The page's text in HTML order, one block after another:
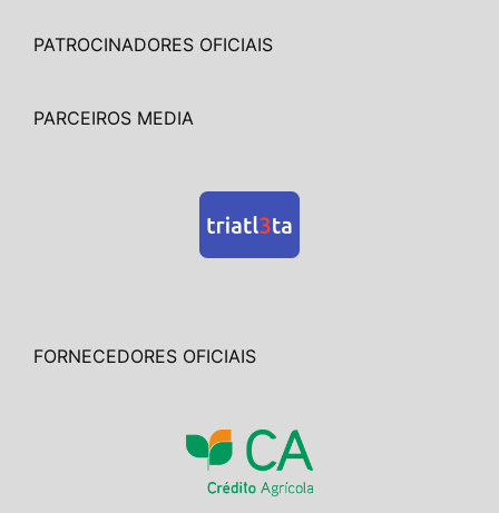
PATROCINADORES OFICIAIS
PARCEIROS MEDIA
FORNECEDORES OFICIAIS